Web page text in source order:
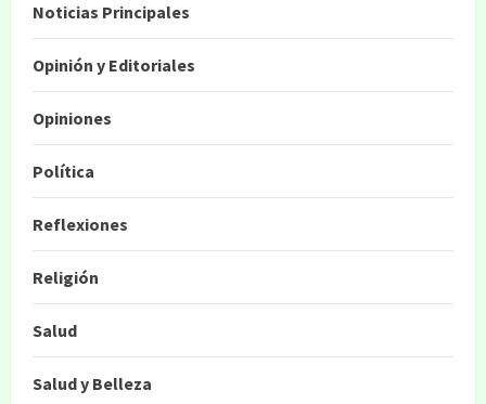
Noticias Principales
Opinión y Editoriales
Opiniones
Política
Reflexiones
Religión
Salud
Salud y Belleza